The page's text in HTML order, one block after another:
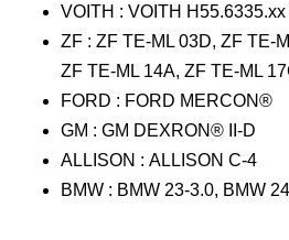
VOITH : VOITH H55.6335.xx
ZF : ZF TE-ML 03D, ZF TE-
ZF TE-ML 14A, ZF TE-ML
FORD : FORD MERCON®
GM : GM DEXRON® II-D
ALLISON : ALLISON C-4
BMW : BMW 23-3.0, BMW